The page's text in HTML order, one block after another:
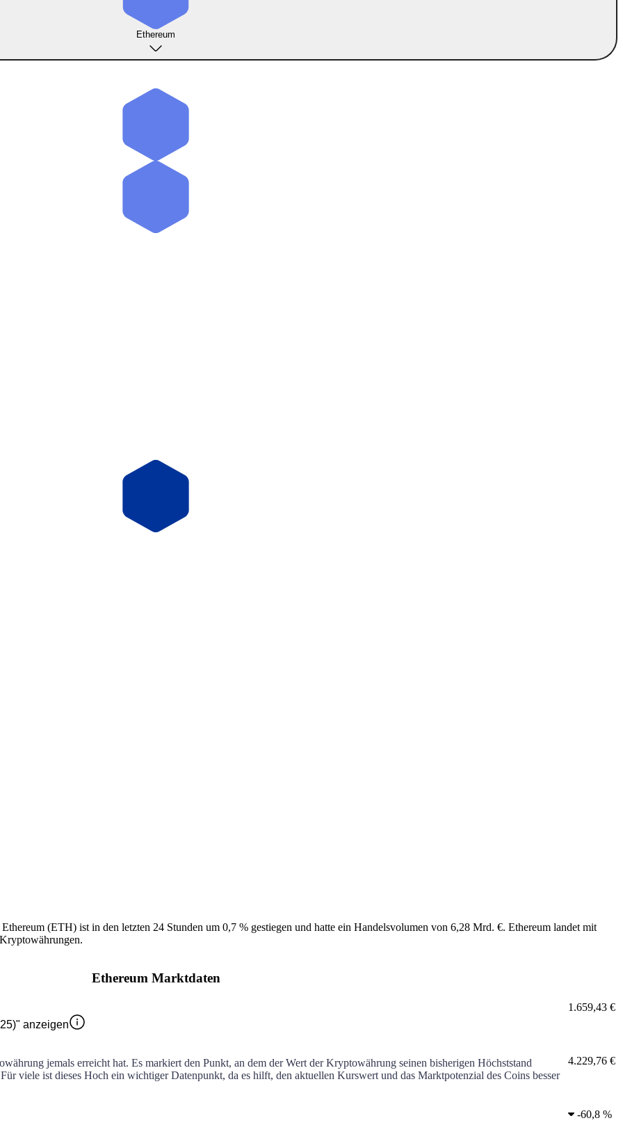
Ethereum
Ethereum (ETH) ist in den letzten 24 Stunden um 0,7 % gestiegen und hatte ein Handelsvolumen von 6,28 Mrd. €. Ethereum landet mit
Ethereum Marktdaten
1.659,43 €
anzeigen
jemals erreicht hat. Es markiert den Punkt, an dem der Wert der Kryptowährung seinen bisherigen Höchststand
viele ist dieses Hoch ein wichtiger Datenpunkt, da es hilft, den aktuellen Kurswert und das Marktpotenzial des Coins besser
4.229,76 €
-60,8 %